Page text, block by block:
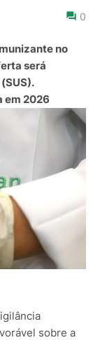
0
no
será
em 2026
sobre a